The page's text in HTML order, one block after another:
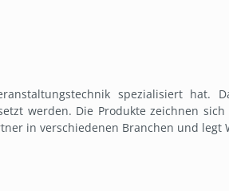
spezialisiert hat.
werden. Die Produkte zeichnen
in verschiedenen Branchen und